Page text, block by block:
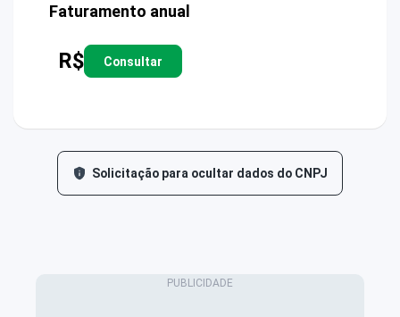
Faturamento anual
R$ Consultar
Solicitação para ocultar dados do CNPJ